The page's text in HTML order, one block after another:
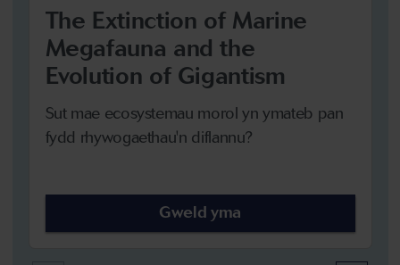
The Extinction of Marine
Megafauna and the
Evolution of Gigantism
Sut mae ecosystemau morol yn ymateb pan
fydd rhywogaethau'n diflannu?
Gweld yma